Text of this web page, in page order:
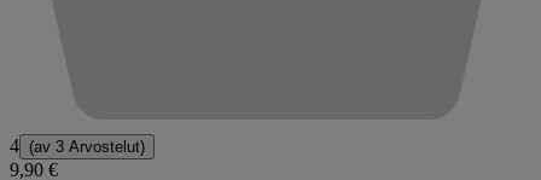
4 (av 3 Arvostelut)
9,90 €